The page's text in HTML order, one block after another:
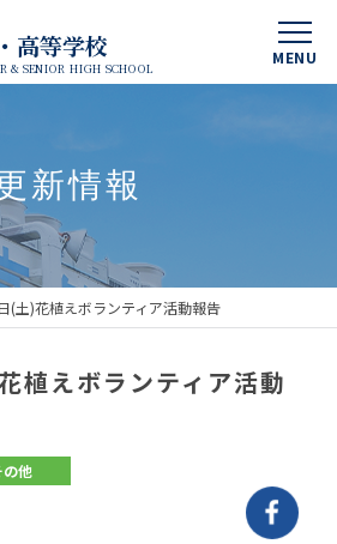
MENU
高等学校
& SENIOR HIGH SCHOOL
新情報
(土)花植えボランティア活動報告
植えボランティア活動
の他